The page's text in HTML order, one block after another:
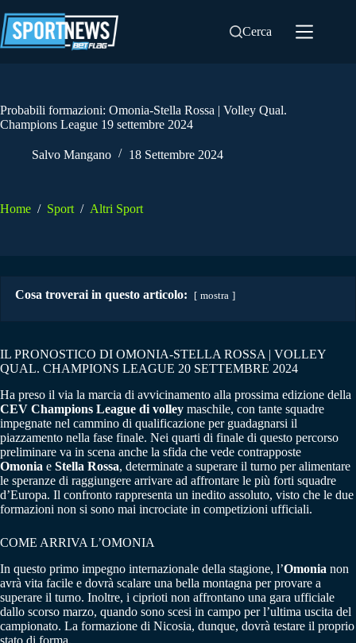
al
contenuto
Cerca
Probabili formazioni: Omonia-Stella Rossa | Volley Qual.
Champions League 19 settembre 2024
Salvo Mangano 18 Settembre 2024
Home / Sport / Altri Sport
Cosa troverai in questo articolo: mostra
IL PRONOSTICO DI OMONIA-STELLA ROSSA | VOLLEY
QUAL. CHAMPIONS LEAGUE 20 SETTEMBRE 2024
Ha preso il via la marcia di avvicinamento alla prossima edizione della
CEV Champions League di volley maschile, con tante squadre
impegnate nel cammino di qualificazione per guadagnarsi il
piazzamento nella fase finale. Nei quarti di finale di questo percorso
preliminare va in scena anche la sfida che vede contrapposte
Omonia e Stella Rossa, determinate a superare il turno per alimentare
le speranze di raggiungere arrivare ad affrontare le più forti squadre
d’Europa. Il confronto rappresenta un inedito assoluto, visto che le due
formazioni non si sono mai incrociate in competizioni ufficiali.
COME ARRIVA L’OMONIA
In questo primo impegno internazionale della stagione, l’Omonia non
avrà vita facile e dovrà scalare una bella montagna per provare a
superare il turno. Inoltre, i ciprioti non affrontano una gara ufficiale
dallo scorso marzo, quando sono scesi in campo per l’ultima uscita del
campionato. La formazione di Nicosia, dunque, dovrà testare il proprio
stato di forma.